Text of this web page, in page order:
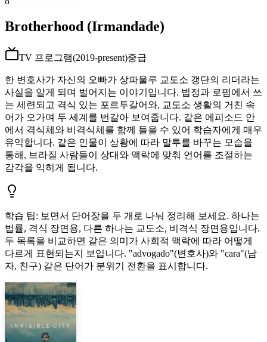
Brotherhood (Irmandade)
TV 프로그램(2019-present)중급
한 변호사가 자신의 오빠가 상파울루 교도소 갱단의 리더라는
사실을 알게 되며 벌어지는 이야기입니다. 법정과 로펌에서 쓰
는 세련되고 격식 있는 포르투갈어와, 교도소 생활의 거친 속
어가 오가며 두 세계를 번갈아 보여줍니다. 같은 에피소드 안
에서 격식체와 비격식체를 함께 들을 수 있어 학습자에게 매우
유익합니다. 같은 인물이 상황에 따라 말투를 바꾸는 모습을
통해, 브라질 사람들이 상대와 맥락에 맞춰 언어를 조절하는
감각을 익히게 됩니다.
학습 팁: 보면서 단어장을 두 개로 나눠 정리해 보세요. 하나는
법률, 격식 장면용, 다른 하나는 교도소, 비격식 장면용입니다.
두 목록을 비교하면 같은 의미가 사회적 맥락에 따라 어떻게
다르게 표현되는지 보입니다. "advogado"(변호사)와 "cara"(남
자, 친구) 같은 단어가 분위기 전환을 표시합니다.